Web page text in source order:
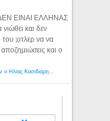
ΔΕΝ ΕΙΝΑΙ ΕΛΛΗΝΑΣ
και δεν
χιτλερ να να
αποζημιώσεις και ο